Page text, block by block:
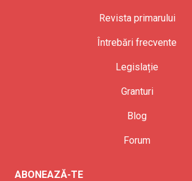
Revista primarului
Întrebări frecvente
Legislație
Granturi
Blog
Forum
ABONEAZĂ-TE